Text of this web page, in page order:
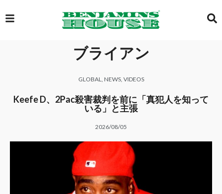
EXCLUSIVE
GLOBAL
GALLERY
ブライアン
GLOBAL NEWS, VIDEOS
Keefe D、2Pac殺害裁判を前に「真犯人を知って
いる」と主張
2026/08/05